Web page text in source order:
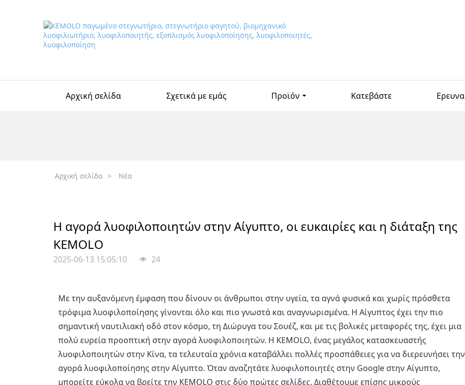
Αρχική σελίδα Σχετικά με εμάς Προϊόν Κατεβάστε Ερευνα
Αρχική σελίδα > Νέα
Η αγορά λυοφιλοποιητών στην Αίγυπτο, οι ευκαιρίες και η διάταξη της
KEMOLO
2025-06-13 15:05:10 24
Με την αυξανόμενη έμφαση που δίνουν οι άνθρωποι στην υγεία, τα αγνά φυσικά και χωρίς πρόσθετα
τρόφιμα λυοφιλοποίησης γίνονται όλο και πιο γνωστά και αναγνωρισμένα. Η Αίγυπτος έχει την πιο
σημαντική ναυτιλιακή οδό στον κόσμο, τη Διώρυγα του Σουέζ, και με τις βολικές μεταφορές της, έχει μια
πολύ ευρεία προοπτική στην αγορά λυοφιλοποιητών. Η KEMOLO, ένας μεγάλος κατασκευαστής
λυοφιλοποιητών στην Κίνα, τα τελευταία χρόνια καταβάλλει πολλές προσπάθειες για να διερευνήσει την
αγορά λυοφιλοποίησης στην Αίγυπτο. Όταν αναζητάτε λυοφιλοποιητές στην Google στην Αίγυπτο,
μπορείτε εύκολα να βρείτε την KEMOLO στις δύο πρώτες σελίδες. Διαθέτουμε επίσης μικρούς